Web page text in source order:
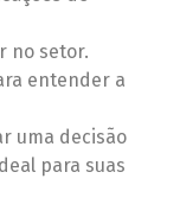
no setor.
entender a
uma decisão
para suas